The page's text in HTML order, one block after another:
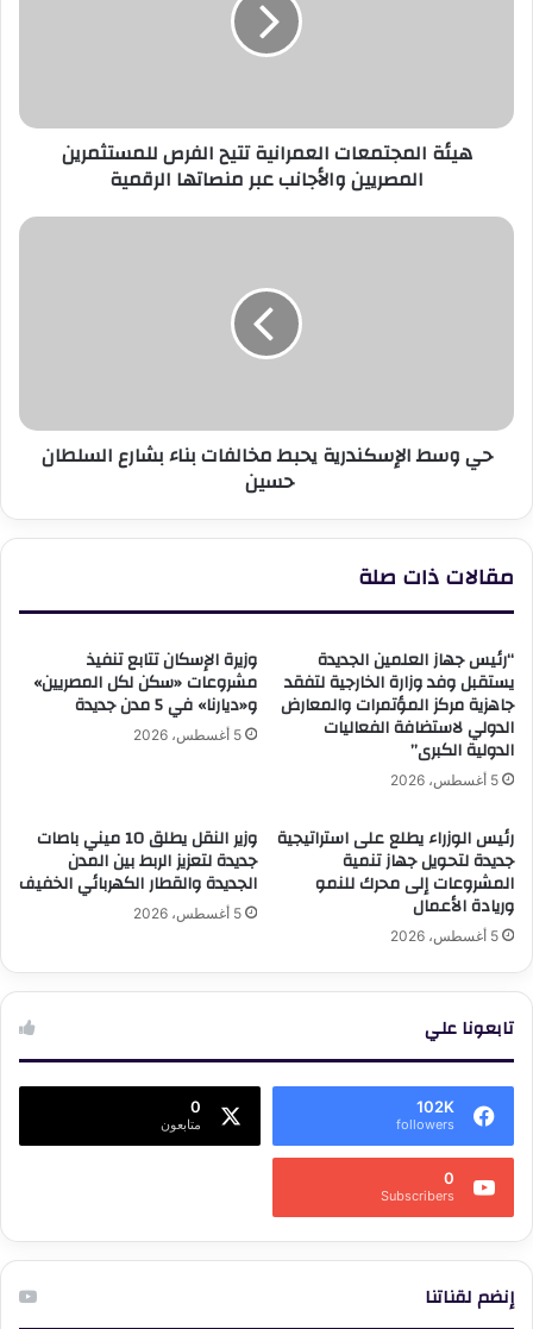
عبر
منصاتهاهيئة المجتمعات العمرانية تتيح الفرص للمستثمرين
المصريين والأجانب عبر منصاتها الرقمية
حي
حسين
حي وسط الإسكندرية يحبط مخالفات بناء بشارع السلطان
حسين
مقالات ذات صلة
“رئيس جهاز العلمين الجديدة
يستقبل وفد وزارة الخارجية لتفقد
جاهزية مركز المؤتمرات والمعارض
الدولي لاستضافة الفعاليات
الدولية الكبرى”
5 أغسطس، 2026
وزيرة الإسكان تتابع تنفيذ
مشروعات «سكن لكل المصريين»
و«ديارنا» في 5 مدن جديدة
5 أغسطس، 2026
رئيس الوزراء يطلع على استراتيجية
جديدة لتحويل جهاز تنمية
المشروعات إلى محرك للنمو
وريادة الأعمال
5 أغسطس، 2026
وزير النقل يطلق 10 ميني باصات
جديدة لتعزيز الربط بين المدن
الجديدة والقطار الكهربائي الخفيف
5 أغسطس، 2026
تابعونا علي
102K
followers
0
متابعون
0
Subscribers
إنضم لقناتنا